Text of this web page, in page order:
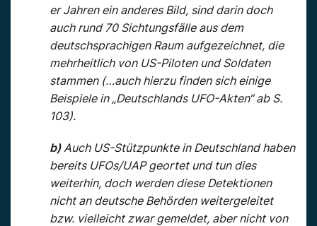
er Jahren ein anderes Bild, sind darin doch
auch rund 70 Sichtungsfälle aus dem
deutschsprachigen Raum aufgezeichnet, die
mehrheitlich von US-Piloten und Soldaten
stammen (…auch hierzu finden sich einige
Beispiele in „Deutschlands UFO-Akten“ ab S.
103).
b)Auch US-Stützpunkte in Deutschland haben
bereits UFOs/UAP geortet und tun dies
weiterhin, doch werden diese Detektionen
nicht an deutsche Behörden weitergeleitet
bzw. vielleicht zwar gemeldet, aber nicht von